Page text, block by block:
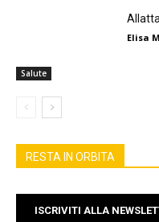
Salute
Elisa
RESTA IN ORBITA
ISCRIVITI ALLA